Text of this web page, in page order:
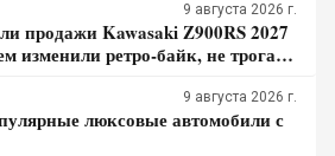
9 августа 2026 г.
продажи Kawasaki Z900RS 2027
изменили ретро-байк, не трогая
9 августа 2026 г.
люксовые автомобили с